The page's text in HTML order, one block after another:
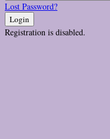
Lost Password?
Login
Registration is disabled.